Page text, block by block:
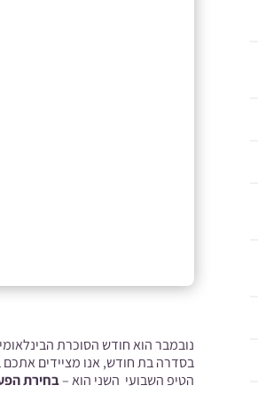
נובמבר הוא חודש הסוכרת
בסדרה בת חודש, אנו מציידים אתכם
הטיפ השבועי השני הוא –בחירת